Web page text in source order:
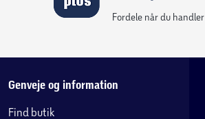
Fordele når du handler
Genveje og information
Find butik